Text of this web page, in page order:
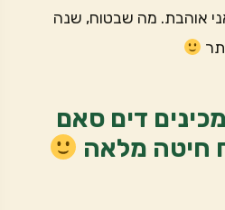
אוהבת. מה שבטוח, שנה
דים סאם
חיטה מלאה